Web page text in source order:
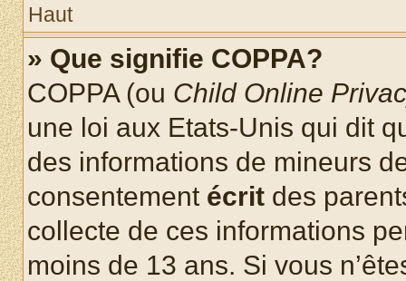
Haut
» Que signifie COPPA?
COPPA (ou Child Online
une loi aux Etats-Unis qui dit
des informations de mineurs
consentement écrit des
collecte de ces informations
moins de 13 ans. Si vous